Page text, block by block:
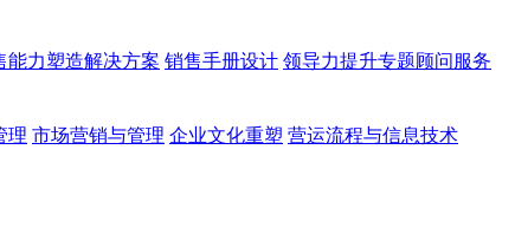
能力塑造解决方案 销售手册设计 领导力提升专题顾问服务
理 市场营销与管理 企业文化重塑 营运流程与信息技术